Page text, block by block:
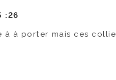
:26
à à porter mais ces